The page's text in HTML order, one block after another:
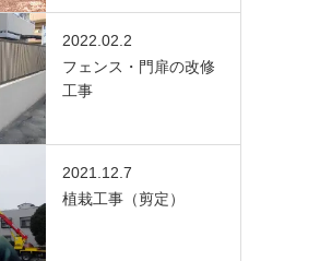
2022.02.2
フェンス・門扉の改修
工事
2021.12.7
植栽工事（剪定）